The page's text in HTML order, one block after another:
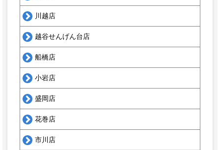
川越店
越谷せんげん台店
船橋店
小岩店
盛岡店
花巻店
市川店